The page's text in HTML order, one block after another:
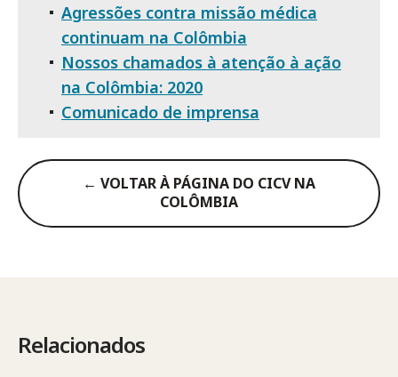
Agressões contra missão médica
continuam na Colômbia
Nossos chamados à atenção à ação
na Colômbia: 2020
Comunicado de imprensa
← VOLTAR À PÁGINA DO CICV NA
COLÔMBIA
Relacionados